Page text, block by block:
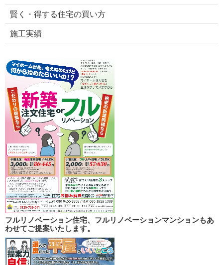
賢く・得する住宅の買い方
施工実績
フルリノベーション住宅、フルリノベーションマンションもあ
わせてご提案いたします。